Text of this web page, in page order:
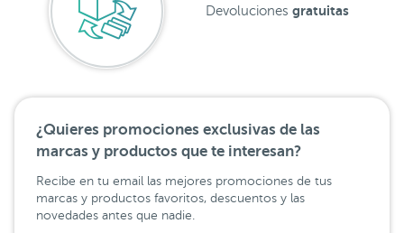
Devoluciones gratuitas
¿Quieres promociones exclusivas de las
marcas y productos que te interesan?
Recibe en tu email las mejores promociones de tus
marcas y productos favoritos, descuentos y las
novedades antes que nadie.